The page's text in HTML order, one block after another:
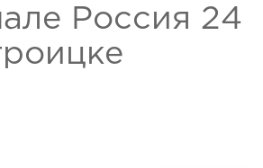
Россия 24